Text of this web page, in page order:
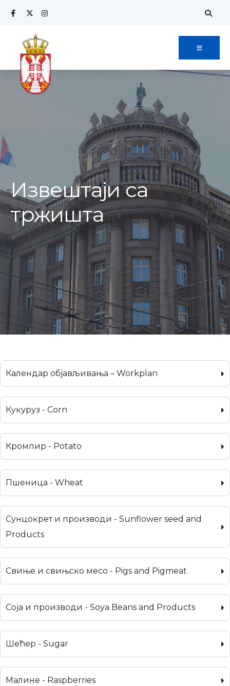
Извештаји са
тржишта
Календар објављивања – Workplan
Кукуруз - Corn
Кромпир - Potato
Пшеница - Wheat
Сунцокрет и производи - Sunflower seed and
Products
Свиње и свињско месо - Pigs and Pigmeat
Соја и производи - Soya Beans and Products
Шећер - Sugar
Малине - Raspberries